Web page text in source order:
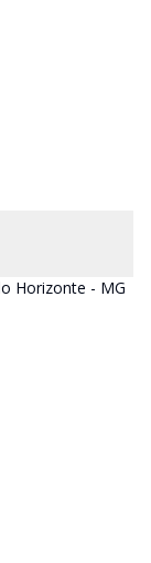
Horizonte - MG